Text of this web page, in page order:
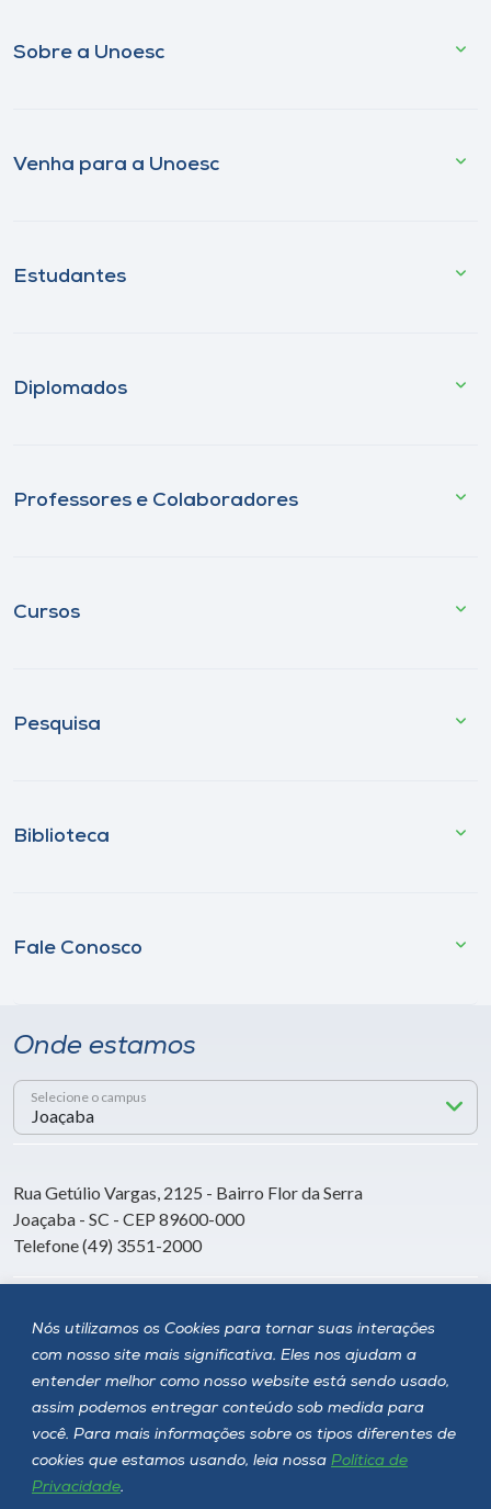
Nós utilizamos os Cookies para tornar suas interações
com nosso site mais significativa. Eles nos ajudam a
entender melhor como nosso website está sendo usado,
assim podemos entregar conteúdo sob medida para
você. Para mais informações sobre os tipos diferentes de
cookies que estamos usando, leia nossa Política de
Privacidade.
Sobre a Unoesc
Venha para a Unoesc
Estudantes
Diplomados
Professores e Colaboradores
Cursos
Pesquisa
Biblioteca
Fale Conosco
Onde estamos
Selecione o campus
Rua Getúlio Vargas, 2125 - Bairro Flor da Serra
Joaçaba - SC - CEP 89600-000
Telefone (49) 3551-2000
Siga a Unoesc